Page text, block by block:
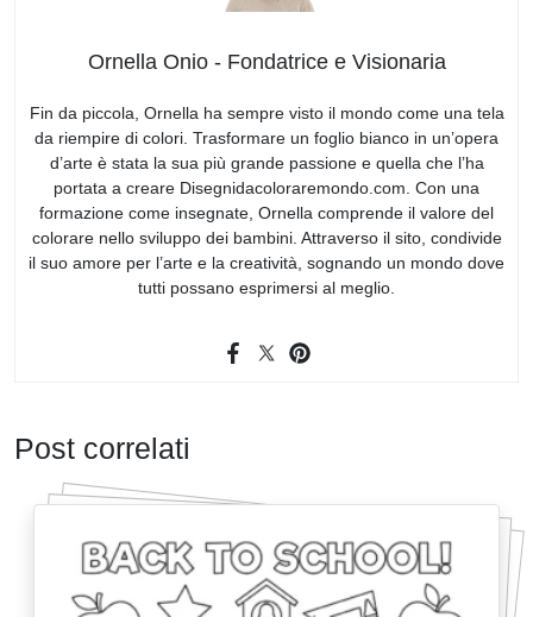
Ornella Onio - Fondatrice e Visionaria
Fin da piccola, Ornella ha sempre visto il mondo come una tela
da riempire di colori. Trasformare un foglio bianco in un’opera
d’arte è stata la sua più grande passione e quella che l’ha
portata a creare Disegnidacoloraremondo.com. Con una
formazione come insegnate, Ornella comprende il valore del
colorare nello sviluppo dei bambini. Attraverso il sito, condivide
il suo amore per l’arte e la creatività, sognando un mondo dove
tutti possano esprimersi al meglio.
Post correlati